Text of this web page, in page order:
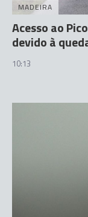
MADEIRA
Acesso ao
devido à
10:13